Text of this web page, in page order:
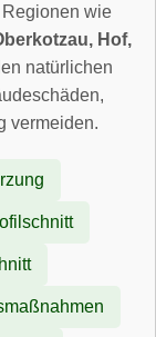
wie
Hof,
natürlichen
vermeiden.